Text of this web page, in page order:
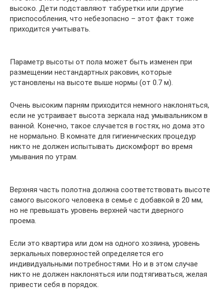
высоко. Дети подставляют табуретки или другие
приспособления, что небезопасно – этот факт тоже
приходится учитывать.
Параметр высоты от пола может быть изменен при
размещении нестандартных раковин, которые
установлены на высоте выше нормы (от 0.7 м).
Очень высоким парням приходится немного наклоняться,
если не устраивает высота зеркала над умывальником в
ванной. Конечно, такое случается в гостях, но дома это
не нормально. В комнате для гигиенических процедур
никто не должен испытывать дискомфорт во время
умывания по утрам.
Верхняя часть полотна должна соответствовать высоте
самого высокого человека в семье с добавкой в 20 мм,
но не превышать уровень верхней части дверного
проема.
Если это квартира или дом на одного хозяина, уровень
зеркальных поверхностей определяется его
индивидуальными потребностями. Но и в этом случае
никто не должен наклоняться или подтягиваться, желая
привести себя в порядок.